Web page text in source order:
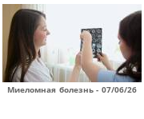
Миеломная болезнь - 07/06/26